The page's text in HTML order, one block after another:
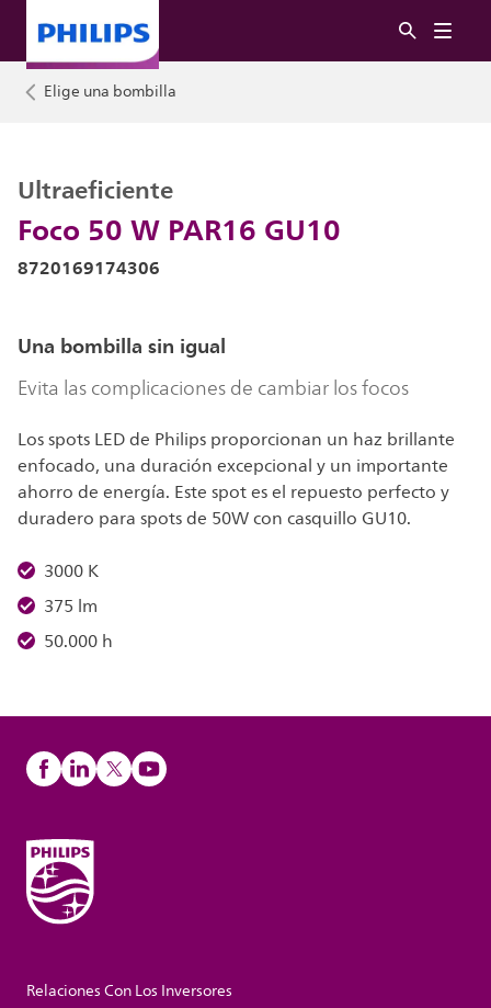
Elige una bombilla
Foco 50 W PAR16 GU10
Ultraeficiente
8720169174306
Una bombilla sin igual
Evita las complicaciones de cambiar los focos
Los spots LED de Philips proporcionan un haz brillante
enfocado, una duración excepcional y un importante
ahorro de energía. Este spot es el repuesto perfecto y
duradero para spots de 50W con casquillo GU10.
3000 K
375 lm
50.000 h
Relaciones Con Los Inversores